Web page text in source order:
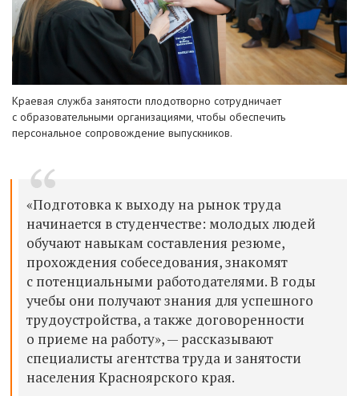
Краевая служба занятости плодотворно сотрудничает
с образовательными организациями, чтобы обеспечить
персональное сопровождение выпускников.
«Подготовка к выходу на рынок труда
начинается в студенчестве: молодых людей
обучают навыкам составления резюме,
прохождения собеседования, знакомят
с потенциальными работодателями. В годы
учебы они получают знания для успешного
трудоустройства, а также договоренности
о приеме на работу», — рассказывают
специалисты агентства труда и занятости
населения Красноярского края.